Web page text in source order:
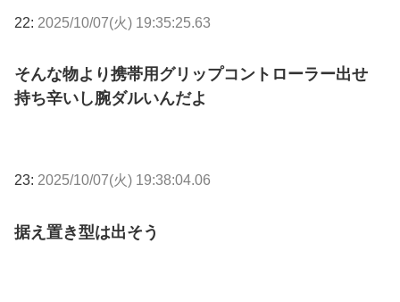
22: 2025/10/07(火) 19:35:25.63
そんな物より携帯用グリップコントローラー出せ
持ち辛いし腕ダルいんだよ
23: 2025/10/07(火) 19:38:04.06
据え置き型は出そう